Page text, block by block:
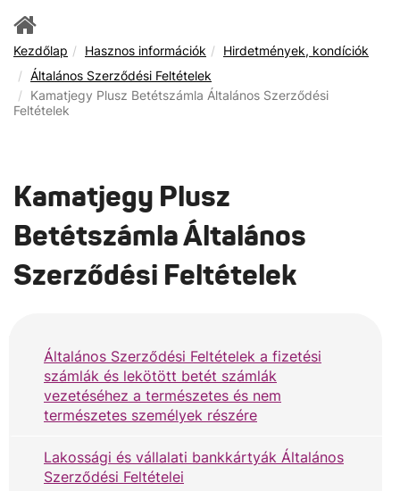
Kezdőlap Hasznos információk
Hirdetmények, kondíciók
Általános Szerződési Feltételek
Kamatjegy Plusz Betétszámla Általános Szerződési
Feltételek
Kamatjegy Plusz
Betétszámla Általános
Szerződési Feltételek
Általános Szerződési Feltételek a fizetési
számlák és lekötött betét számlák
vezetéséhez a természetes és nem
természetes személyek részére
Lakossági és vállalati bankkártyák Általános
Szerződési Feltételei